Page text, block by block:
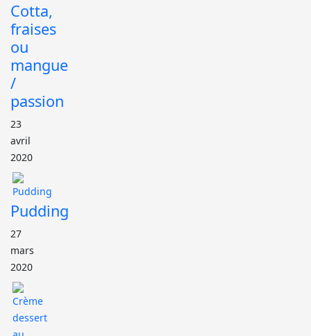
Cotta,
fraises
ou
mangue
/
passion
23
avril
2020
Pudding
27
mars
2020